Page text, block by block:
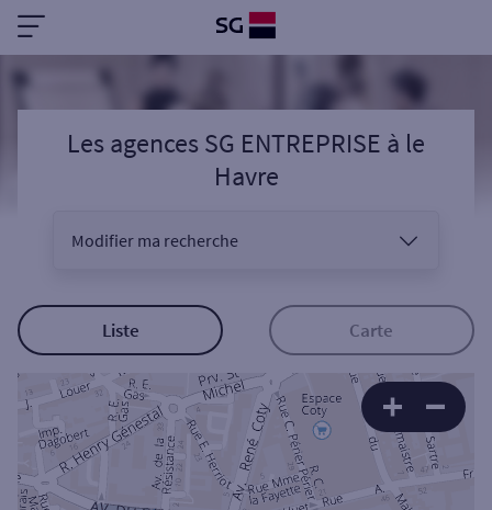
Les agences SG ENTREPRISE à le
Havre
Modifier ma recherche
Sélectionnez votre recherche
Ouverte le samedi
Liste Carte